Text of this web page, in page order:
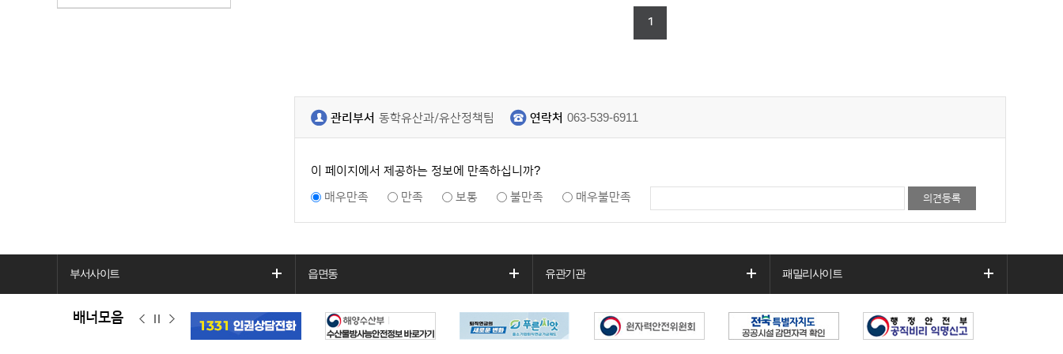
1
관리부서 동학유산과/유산정책팀 연락처 063-539-6911
이 페이지에서 제공하는 정보에 만족하십니까?
매우만족
만족 보통 불만족 매우불만족
부서사이트 읍면동 유관기관 패밀리사이트
배너모음